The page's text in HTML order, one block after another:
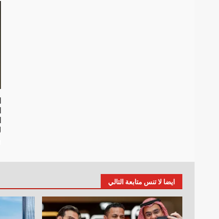
ايضا لا تنس متابعة التالي